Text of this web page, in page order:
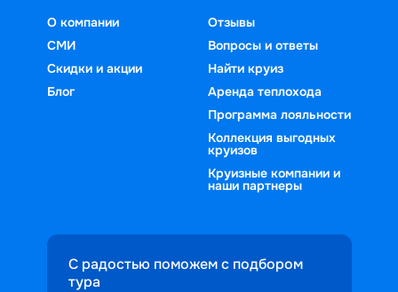
О компании
СМИ
Скидки и акции
Блог
Отзывы
Вопросы и ответы
Найти круиз
Аренда теплохода
Программа лояльности
Коллекция выгодных
круизов
Круизные компании и
наши партнеры
С радостью поможем с подбором
тура